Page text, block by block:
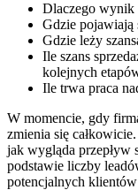
Dlaczego wynik
Gdzie pojawiają
Gdzie leży
Ile szans
kolejnych
Ile trwa praca
W momencie, gdy
zmienia się
jak wygląda przepływ
podstawie liczby
potencjalnych klientów